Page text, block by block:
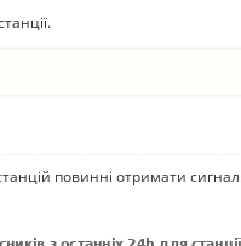
повинні отримати